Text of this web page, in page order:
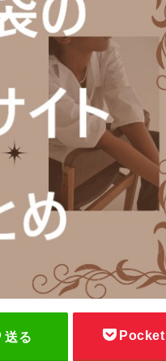
送る Pocket